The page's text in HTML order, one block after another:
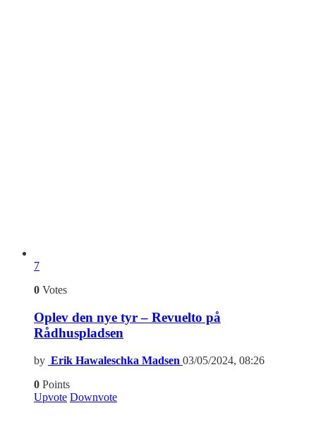
7
0 Votes
Oplev den nye tyr – Revuelto på
Rådhuspladsen
by Erik Hawaleschka Madsen 03/05/2024, 08:26
0 Points
Upvote Downvote